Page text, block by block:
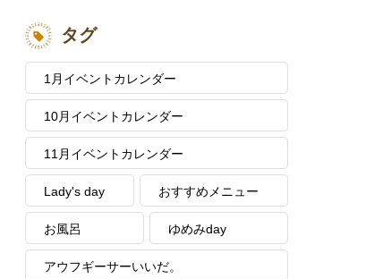
タグ
1月イベントカレンダー
10月イベントカレンダー
11月イベントカレンダー
Lady's day おすすめメニュー
お風呂 ゆめみday
アウフギーサーいいだ。